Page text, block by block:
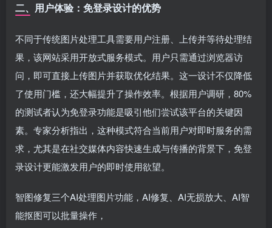
二、用户体验：免登录设计的优势
不同于传统图片处理工具需要用户注册、上传并等待处理结
果，该网站采用开放式服务模式。用户只需通过浏览器访
问，即可直接上传图片并获取优化结果。这一设计不仅降低
了使用门槛，还大幅提升了操作效率。根据用户调研，80%
的测试者认为免登录功能是吸引他们尝试该平台的关键因
素。专家分析指出，这种模式符合当前用户对即时服务的需
求，尤其是在社交媒体内容快速生成与传播的背景下，免登
录设计更能激发用户的即时使用欲望。
智图修复三个AI处理图片功能，AI修复、AI无损放大、AI智
能抠图可以批量操作，